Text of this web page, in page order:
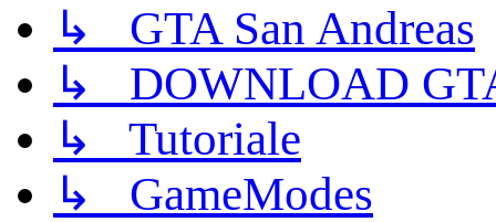
↳ GTA San Andreas
↳ DOWNLOAD
↳ Tutoriale
↳ GameModes